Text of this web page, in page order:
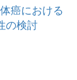
癌における
の検討